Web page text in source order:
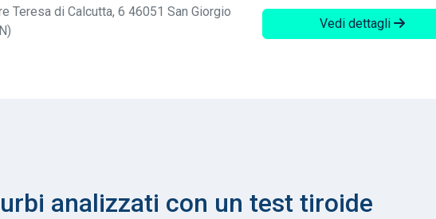
Teresa di Calcutta, 6 46051 San Giorgio
Vedi dettagli
analizzati con un test tiroide